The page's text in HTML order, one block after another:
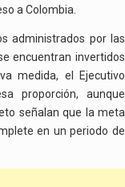
a Colombia.
administrados por las
encuentran invertidos
medida, el Ejecutivo
proporción, aunque
señalan que la meta
en un periodo de